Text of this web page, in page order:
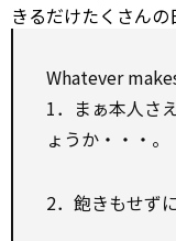
きるだけたくさんの
Whatever
1．まぁ本人さ
ょうか・・・。
2．飽きもせず